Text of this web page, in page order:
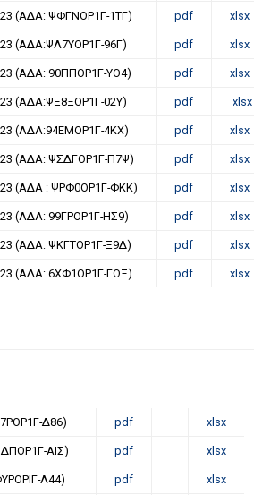
(ΑΔΑ: ΨΦΓΝΟΡ1Γ-1ΤΓ) pdf xlsx
(ΑΔΑ:ΨΛ7ΥΟΡ1Γ-96Γ) pdf xlsx
(ΑΔΑ: 90ΠΠΟΡ1Γ-ΥΘ4) pdf xlsx
(ΑΔΑ:ΨΞ8ΞΟΡ1Γ-02Υ) pdf xlsx
(ΑΔΑ:94ΕΜΟΡ1Γ-4ΚΧ) pdf xlsx
(ΑΔΑ: ΨΣΔΓΟΡ1Γ-Π7Ψ) pdf xlsx
(ΑΔΑ : ΨΡΦ0ΟΡ1Γ-ΦΚΚ) pdf xlsx
(ΑΔΑ: 99ΓΡΟΡ1Γ-ΗΣ9) pdf xlsx
(ΑΔΑ: ΨΚΓΤΟΡ1Γ-Ξ9Δ) pdf xlsx
(ΑΔΑ: 6ΧΦ1ΟΡ1Γ-ΓΩΞ) pdf xlsx
Δ86) pdf xlsx
ΑΙΣ) pdf xlsx
Λ44) pdf xlsx